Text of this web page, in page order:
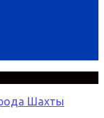
Шахты